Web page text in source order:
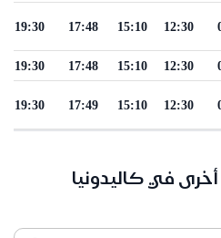
12:30
15:10
17:48
19:30
12:30
15:10
17:48
19:30
12:30
15:10
17:49
19:30
في كاليدونيا